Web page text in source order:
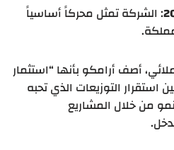
: الشركة تمثل محركاً أساسياً
أصف أرامكو بأنها “استثمار
التوزيعات الذي تحبه
من خلال المشاريع